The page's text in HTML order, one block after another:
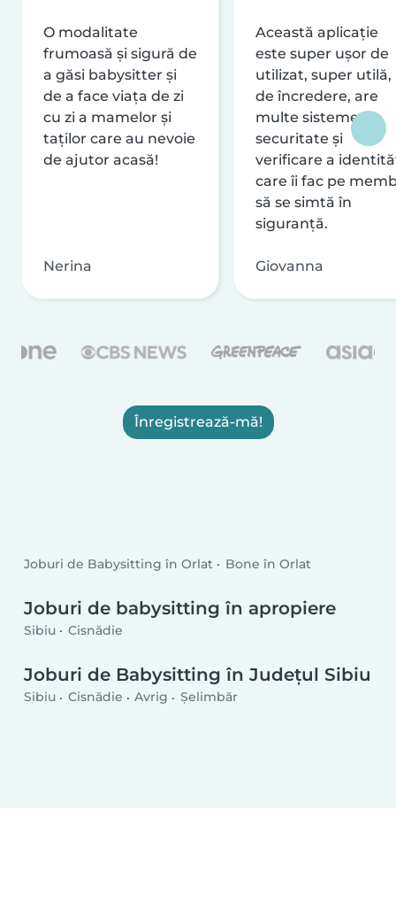
O modalitate
frumoasă și sigură de
a găsi babysitter și
de a face viața de zi
cu zi a mamelor și
taților care au nevoie
de ajutor acasă!
Nerina
Această aplicație
este super ușor de
utilizat, super utilă,
de încredere, are
multe sisteme de
securitate și
verificare a
care îi fac pe
să se simtă în
siguranță.
Giovanna
Înregistrează-mă!
Joburi de Babysitting în Orlat Bone în Orlat
Joburi de babysitting în apropiere
Sibiu Cisnădie
Joburi de Babysitting în Județul Sibiu
Sibiu Cisnădie Avrig Şelimbăr